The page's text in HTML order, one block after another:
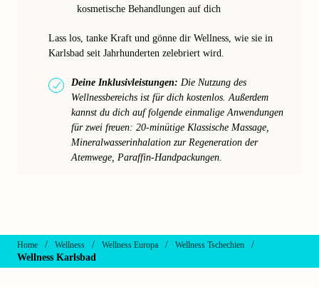
kosmetische Behandlungen auf dich
Lass los, tanke Kraft und gönne dir Wellness, wie sie in
Karlsbad seit Jahrhunderten zelebriert wird.
Deine Inklusivleistungen: Die Nutzung des
Wellnessbereichs ist für dich kostenlos. Außerdem
kannst du dich auf folgende einmalige Anwendungen
für zwei freuen: 20-minütige Klassische Massage,
Mineralwasserinhalation zur Regeneration der
Atemwege, Paraffin-Handpackungen.
Home / Wellness / Wellness Europa / Wellness Tschechien
/
Wellness Karlsbad